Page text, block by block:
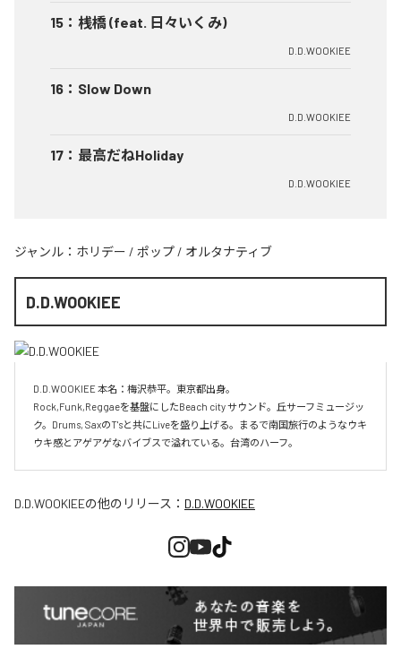
15 ： 桟橋 (feat. 日々いくみ)
D.D.WOOKIEE
16 ： Slow Down
D.D.WOOKIEE
17 ： 最高だねHoliday
D.D.WOOKIEE
ジャンル： ホリデー / ポップ / オルタナティブ
D.D.WOOKIEE
D.D.WOOKIEE 本名：梅沢恭平。東京都出身。
Rock,Funk,Reggaeを基盤にしたBeach city サウンド。丘サーフミュージッ
ク。Drums, SaxのT'sと共にLiveを盛り上げる。まるで南国旅行のようなウキ
ウキ感とアゲアゲなバイブスで溢れている。台湾のハーフ。
D.D.WOOKIEEの他のリリース： D.D.WOOKIEE